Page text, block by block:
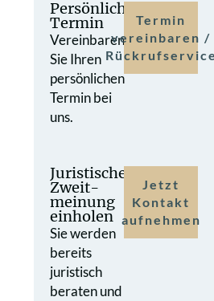
Persönlicher
Termin
Vereinbaren
Sie Ihren
persönlichen
Termin bei
uns.
Termin
vereinbaren /
Juristische
Zweit­
meinung
einholen
Sie werden
bereits
juristisch
beraten und
Jetzt
Kontakt
aufnehmen